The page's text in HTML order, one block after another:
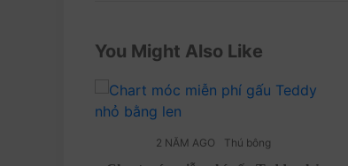
You Might Also Like
2 NĂM AGO Thú bông